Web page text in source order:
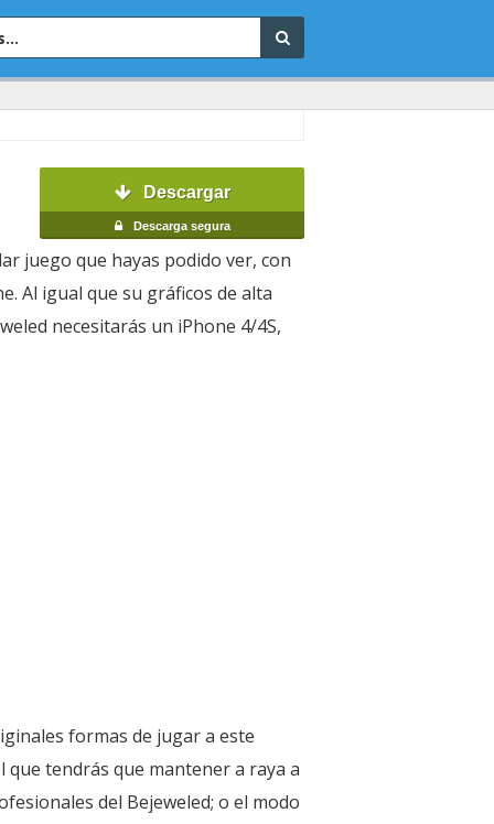
Descargar
Descarga segura
juego que hayas podido ver, con
Al igual que su gráficos de alta
necesitarás un iPhone 4/4S,
formas de jugar a este
que tendrás que mantener a raya a
del Bejeweled; o el modo